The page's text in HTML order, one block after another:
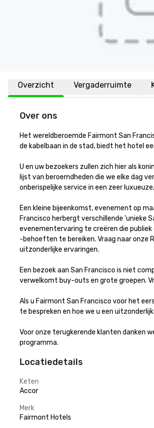
Overzicht Vergaderruimte
Over ons
Het wereldberoemde Fairmont San
de kabelbaan in de stad, biedt het hotel
U en uw bezoekers zullen zich hier als
lijst van beroemdheden die we elke dag
onberispelijke service in een zeer
Een kleine bijeenkomst, evenement op
Francisco herbergt verschillende 'unieke
evenementervaring te creëren die
-behoeften te bereiken. Vraag naar onze
uitzonderlijke ervaringen.
Een bezoek aan San Francisco is niet
verwelkomt buy-outs en grote groepen.
Als u Fairmont San Francisco voor het
te bespreken en hoe we u een
Voor onze terugkerende klanten danken
programma.
Locatiedetails
Keten
Accor
Merk
Fairmont Hotels